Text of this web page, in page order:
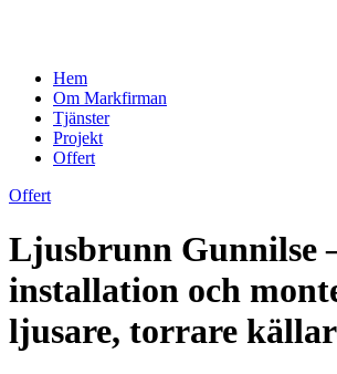
Hem
Om Markfirman
Tjänster
Projekt
Offert
Offert
Ljusbrunn Gunnilse
installation och
ljusare, torrare